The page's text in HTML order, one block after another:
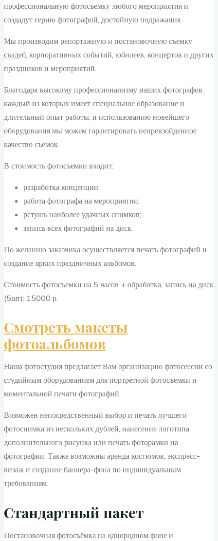
профессиональную фотосъемку любого мероприятия и
создадут серию фотографий, достойную подражания.
Мы производим репортажную и постановочную съемку
свадеб, корпоративных событий, юбилеев, концертов и других
праздников и мероприятий.
Благодаря высокому профессионализму наших фотографов,
каждый из которых имеет специальное образование и
длительный опыт работы, и использованию новейшего
оборудования мы можем гарантировать непревзойденное
качество съемок.
В стоимость фотосъемки входит:
разработка концепции;
работа фотографа на мероприятии;
ретушь наиболее удачных снимков;
запись всех фотографий на диск.
По желанию заказчика осуществляется печать фотографий и
создание ярких праздничных альбомов.
Стоимость фотосъемки на 5 часов + обработка, запись на диск
(5шт): 15000 р.
Смотреть макеты
фотоальбомов
Наша фотостудия предлагает Вам организацию фотосессии со
студийным оборудованием для портретной фотосъемки и
моментальной печати фотографий.
Возможен непосредственный выбор и печать лучшего
фотоснимка из нескольких дублей, нанесение логотипа,
дополнительного рисунка или печать фоторамки на
фотографии. Также возможны аренда костюмов, экспресс-
визаж и создание баннера-фона по индивидуальным
требованиям.
Стандартный пакет
Постановочная фотосъёмка на однородном фоне и